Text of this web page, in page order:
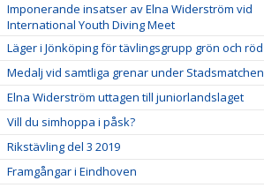
Imponerande insatser av Elna Widerström vid
International Youth Diving Meet
Läger i Jönköping för tävlingsgrupp grön och röd
Medalj vid samtliga grenar under Stadsmatchen
Elna Widerström uttagen till juniorlandslaget
Vill du simhoppa i påsk?
Rikstävling del 3 2019
Framgångar i Eindhoven